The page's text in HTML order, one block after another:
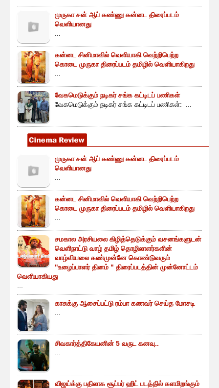
முருகா சன் ஆப் கண்ணு கன்னட திரைப்படம்
வெளியானது
கன்னட சினிமாவில் வெளியாகி வெற்றிபெற்ற
கொடை முருகா திரைப்படம் தமிழில் வெளியாகிறது
வேகமெடுக்கும் நடிகர் சங்க கட்டிடப் பணிகள்
வேகமெடுக்கும் நடிகர் சங்க கட்டிடப் பணிகள்: ...
முருகா சன் ஆப் கண்ணு கன்னட திரைப்படம்
வெளியானது
கன்னட சினிமாவில் வெளியாகி வெற்றிபெற்ற
கொடை முருகா திரைப்படம் தமிழில் வெளியாகிறது
சமகால அரசியலை கிழித்தெடுக்கும் வசனங்களுடன்
வெளிநாட்டு வாழ் தமிழ் தொழிலாளர்களின்
வாழ்வியலை கண்முன்னே கொண்டுவரும்
"உழைப்பாளர் தினம் " திரைப்படத்தின் முன்னோட்டம்
வெளியாகியது
காசுக்கு ஆசைப்பட்டு ரம்பா கணவர் செய்த மோசடி
சிவகார்த்திகேயனின் 5 வருட கனவு..
விஜய்க்கு பதிலாக சூப்பர் ஹிட் படத்தில் களமிறங்கும்